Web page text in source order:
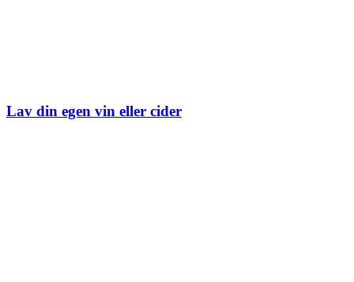
Lav din egen vin eller cider